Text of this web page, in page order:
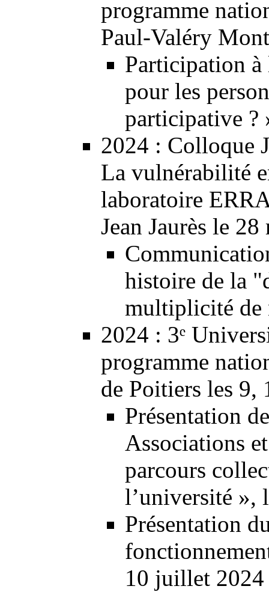
programme
Paul-Valéry
Participation à
pour les
participative
2024 : Colloque
La vulnérabilité
laboratoire
Jean Jaurès le
histoire de la "
multiplicité de
2024 : 3ᵉ
programme
de Poitiers les
Présentation
Associations
parcours
l’université »,
Présentation
10 juillet 2024